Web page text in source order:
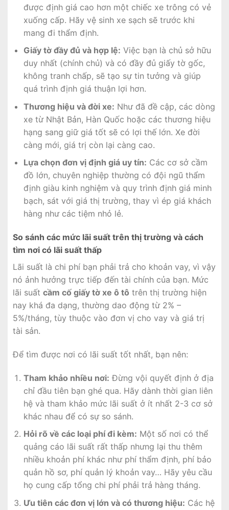
được định giá cao hơn một chiếc xe trông có vẻ
xuống cấp. Hãy vệ sinh xe sạch sẽ trước khi
mang đi thẩm định.
Giấy tờ đầy đủ và hợp lệ: Việc bạn là chủ sở hữu
duy nhất (chính chủ) và có đầy đủ giấy tờ gốc,
không tranh chấp, sẽ tạo sự tin tưởng và giúp
quá trình định giá thuận lợi hơn.
Thương hiệu và đời xe: Như đã đề cập, các dòng
xe từ Nhật Bản, Hàn Quốc hoặc các thương hiệu
hạng sang giữ giá tốt sẽ có lợi thế lớn. Xe đời
càng mới, giá trị còn lại càng cao.
Lựa chọn đơn vị định giá uy tín: Các cơ sở cầm
đồ lớn, chuyên nghiệp thường có đội ngũ thẩm
định giàu kinh nghiệm và quy trình định giá minh
bạch, sát với giá thị trường, thay vì ép giá khách
hàng như các tiệm nhỏ lẻ.
So sánh các mức lãi suất trên thị trường và cách
tìm nơi có lãi suất thấp
Lãi suất là chi phí bạn phải trả cho khoản vay, vì vậy
nó ảnh hưởng trực tiếp đến tài chính của bạn. Mức
lãi suất cầm cố giấy tờ xe ô tô trên thị trường hiện
nay khá đa dạng, thường dao động từ 2% –
5%/tháng, tùy thuộc vào đơn vị cho vay và giá trị
tài sản.
Để tìm được nơi có lãi suất tốt nhất, bạn nên:
Tham khảo nhiều nơi: Đừng vội quyết định ở địa
chỉ đầu tiên bạn ghé qua. Hãy dành thời gian liên
hệ và tham khảo mức lãi suất ở ít nhất 2-3 cơ sở
khác nhau để có sự so sánh.
Hỏi rõ về các loại phí đi kèm: Một số nơi có thể
quảng cáo lãi suất rất thấp nhưng lại thu thêm
nhiều khoản phí khác như phí thẩm định, phí bảo
quản hồ sơ, phí quản lý khoản vay… Hãy yêu cầu
họ cung cấp tổng chi phí phải trả hàng tháng.
Ưu tiên các đơn vị lớn và có thương hiệu: Các hệ